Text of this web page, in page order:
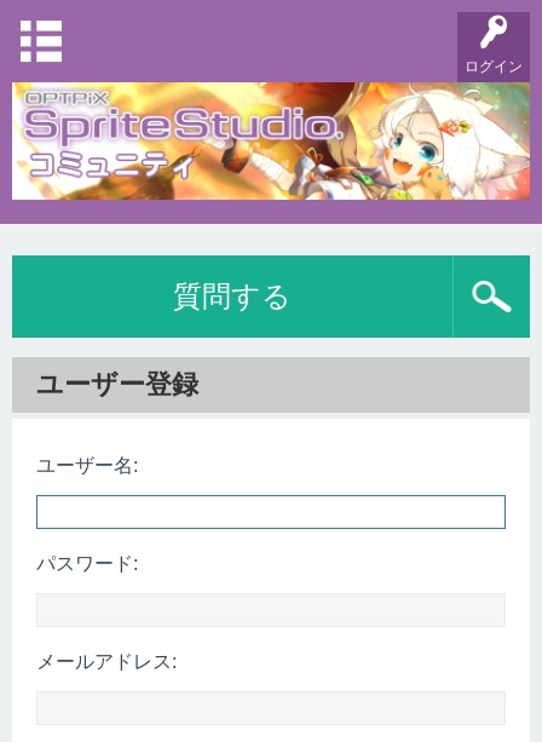
ログイン
質問する
ユーザー登録
ユーザー名:
パスワード:
メールアドレス: